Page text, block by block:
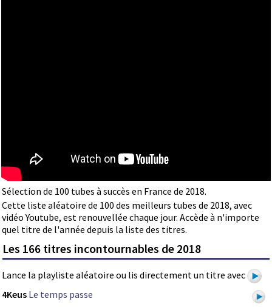
Sélection de 100 tubes à succès en France de 2018.
Cette liste aléatoire de 100 des meilleurs tubes de 2018, avec
vidéo Youtube, est renouvellée chaque jour. Accède à n'importe
quel titre de l'année depuis la liste des titres.
Les 166 titres incontournables de 2018
Lance la playliste aléatoire ou lis directement un titre avec
4Keus Le temps passe